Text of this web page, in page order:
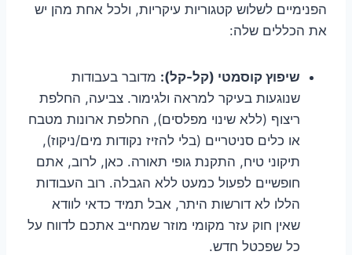
הפנימיים לשלוש קטגוריות עיקריות, ולכל אחת מהן יש
את הכללים שלה:
שיפוץ קוסמטי (קל-קל): מדובר בעבודות
שנוגעות בעיקר למראה ולגימור. צביעה, החלפת
ריצוף (ללא שינוי מפלסים), החלפת ארונות מטבח
או כלים סניטריים (בלי להזיז נקודות מים/ניקוז),
תיקוני טיח, התקנת גופי תאורה. כאן, לרוב, אתם
חופשיים לפעול כמעט ללא הגבלה. רוב העבודות
הללו לא דורשות היתר, אבל תמיד כדאי לוודא
שאין חוק עזר מקומי מוזר שמחייב אתכם לדווח על
כל שפכטל חדש.